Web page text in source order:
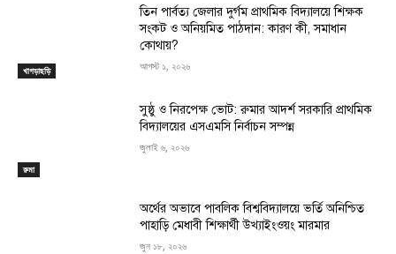
খাগড়াছড়ি
তিন পার্বত্য জেলার দুর্গম প্রাথমিক বিদ্যালয়ে শিক্ষক
সংকট ও অনিয়মিত পাঠদান: কারণ কী, সমাধান
কোথায়?
আগস্ট ১, ২০২৬
রুমা
সুষ্ঠু ও নিরপেক্ষ ভোট: রুমার আদর্শ সরকারি প্রাথমিক
বিদ্যালয়ের এসএমসি নির্বাচন সম্পন্ন
জুলাই ৬, ২০২৬
অর্থের অভাবে পাবলিক বিশ্ববিদ্যালয়ে ভর্তি অনিশ্চিত
পাহাড়ি মেধাবী শিক্ষার্থী উখ্যাইংওয়ং মারমার
জুন ১৮, ২০২৬